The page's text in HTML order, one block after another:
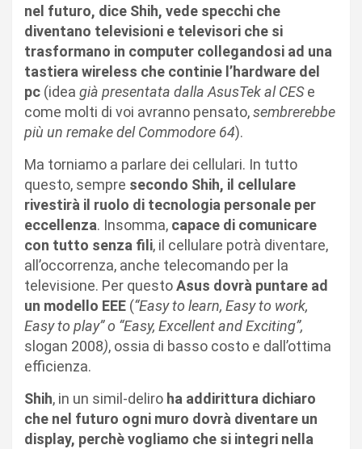
nel futuro, dice Shih, vede specchi che
diventano televisioni e televisori che si
trasformano in computer collegandosi ad una
tastiera wireless che continie l’hardware del
pc (idea già presentata dalla AsusTek al CESe
come molti di voi avranno pensato,sembrerebbe
più un remake del Commodore 64).
Ma torniamo a parlare dei cellulari. In tutto
questo, sempre secondo Shih, il cellulare
rivestirà il ruolo di tecnologia personale per
eccellenza. Insomma, capace di comunicare
con tutto senza fili, il cellulare potrà diventare,
all’occorrenza, anche telecomando per la
televisione. Per questoAsus dovrà puntare ad
un modello EEE (“Easy to learn, Easy to work,
Easy to play” o “Easy, Excellent and Exciting”,
slogan 2008), ossia di basso costo e dall’ottima
efficienza.
Shih, in un simil-deliro ha addirittura dichiaro
che nel futuro ogni muro dovrà diventare un
display, perchè vogliamo che si integri nella